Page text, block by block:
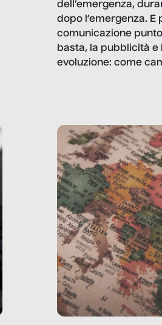
dell’emergenza,
dopo l’emergenza. E
comunicazione
basta, la pubblicità e
evoluzione: come